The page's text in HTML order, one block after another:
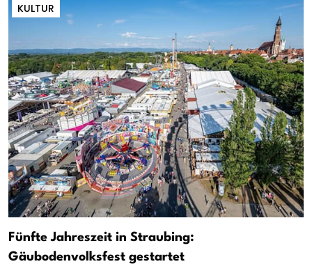
KULTUR
Fünfte Jahreszeit in Straubing:
Gäubodenvolksfest gestartet